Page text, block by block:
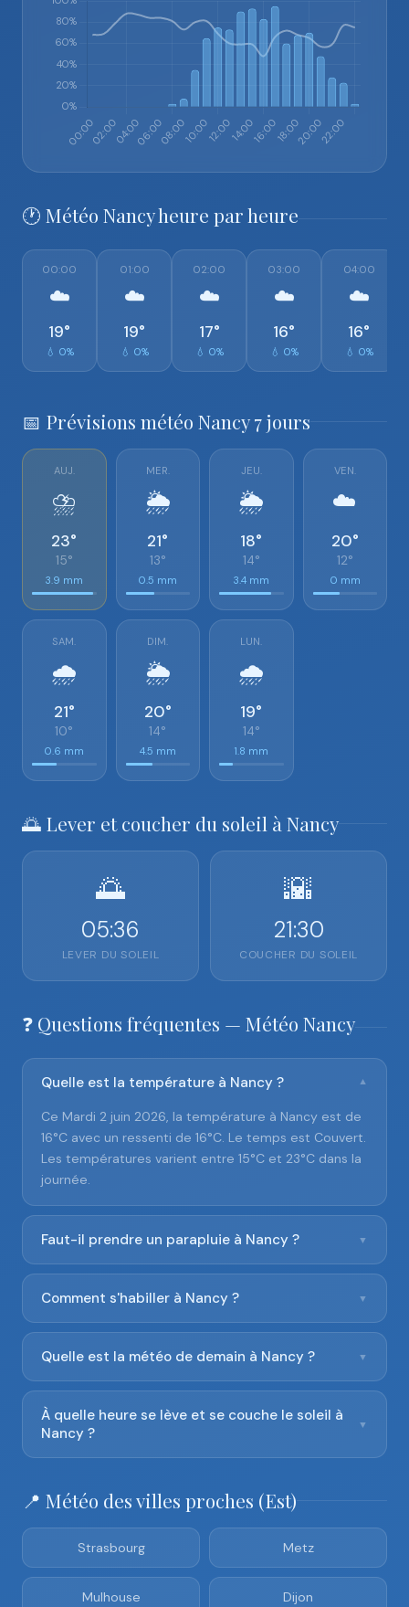
🕐 Météo Nancy heure par heure
00:00
☁️
19°
💧 0%
01:00
☁️
19°
💧 0%
02:00
☁️
17°
💧 0%
03:00
☁️
16°
💧 0%
04:00
☁️
16°
💧 0%
📅 Prévisions météo Nancy 7 jours
AUJ.
⛈️
23°
15°
3.9 mm
MER.
🌦️
21°
13°
0.5 mm
JEU.
🌦️
18°
14°
3.4 mm
VEN.
☁️
20°
12°
0 mm
SAM.
🌧️
21°
10°
0.6 mm
DIM.
🌦️
20°
14°
4.5 mm
LUN.
🌧️
19°
14°
1.8 mm
🌅 Lever et coucher du soleil à Nancy
🌅
05:36
LEVER DU SOLEIL
🌇
21:30
COUCHER DU SOLEIL
❓ Questions fréquentes — Météo Nancy
Quelle est la température à Nancy ? ▼
Ce Mardi 2 juin 2026, la température à Nancy est de
16°C avec un ressenti de 16°C. Le temps est Couvert.
Les températures varient entre 15°C et 23°C dans la
journée.
Faut-il prendre un parapluie à Nancy ? ▼
Comment s'habiller à Nancy ? ▼
Quelle est la météo de demain à Nancy ? ▼
À quelle heure se lève et se couche le soleil à
Nancy ?
▼
📍 Météo des villes proches (Est)
Strasbourg Metz
Mulhouse Dijon